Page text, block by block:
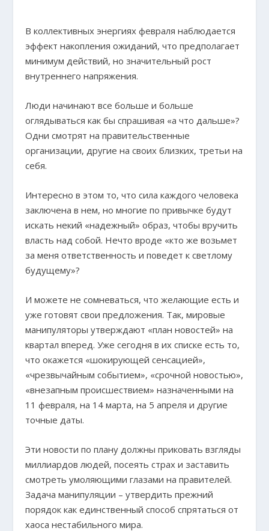
В коллективных энергиях февраля наблюдается
эффект накопления ожиданий, что предполагает
минимум действий, но значительный рост
внутреннего напряжения.
Люди начинают все больше и больше
оглядываться как бы спрашивая «а что дальше»?
Одни смотрят на правительственные
организации, другие на своих близких, третьи на
себя.
Интересно в этом то, что сила каждого человека
заключена в нем, но многие по привычке будут
искать некий «надежный» образ, чтобы вручить
власть над собой. Нечто вроде «кто же возьмет
за меня ответственность и поведет к светлому
будущему»?
И можете не сомневаться, что желающие есть и
уже готовят свои предложения. Так, мировые
манипуляторы утверждают «план новостей» на
квартал вперед. Уже сегодня в их списке есть то,
что окажется «шокирующей сенсацией»,
«чрезвычайным событием», «срочной новостью»,
«внезапным происшествием» назначенными на
11 февраля, на 14 марта, на 5 апреля и другие
точные даты.
Эти новости по плану должны приковать взгляды
миллиардов людей, посеять страх и заставить
смотреть умоляющими глазами на правителей.
Задача манипуляции – утвердить прежний
порядок как единственный способ спрятаться от
хаоса нестабильного мира.